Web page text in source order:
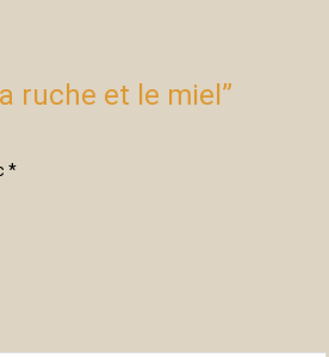
ruche et le miel”
*